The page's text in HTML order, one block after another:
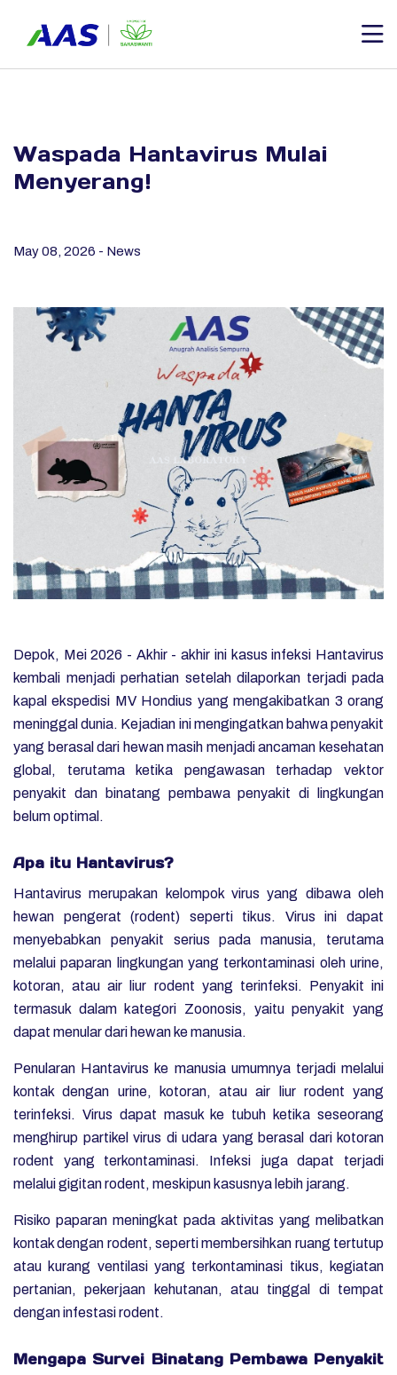
Waspada Hantavirus Mulai
Menyerang!
May 08, 2026 - News
Depok, Mei 2026 - Akhir - akhir ini kasus infeksi Hantavirus
kembali menjadi perhatian setelah dilaporkan terjadi pada
kapal ekspedisi MV Hondius yang mengakibatkan 3 orang
meninggal dunia. Kejadian ini mengingatkan bahwa penyakit
yang berasal dari hewan masih menjadi ancaman kesehatan
global, terutama ketika pengawasan terhadap vektor
penyakit dan binatang pembawa penyakit di lingkungan
belum optimal.
Apa itu Hantavirus?
Hantavirus merupakan kelompok virus yang dibawa oleh
hewan pengerat (rodent) seperti tikus. Virus ini dapat
menyebabkan penyakit serius pada manusia, terutama
melalui paparan lingkungan yang terkontaminasi oleh urine,
kotoran, atau air liur rodent yang terinfeksi. Penyakit ini
termasuk dalam kategori Zoonosis, yaitu penyakit yang
dapat menular dari hewan ke manusia.
Penularan Hantavirus ke manusia umumnya terjadi melalui
kontak dengan urine, kotoran, atau air liur rodent yang
terinfeksi. Virus dapat masuk ke tubuh ketika seseorang
menghirup partikel virus di udara yang berasal dari kotoran
rodent yang terkontaminasi. Infeksi juga dapat terjadi
melalui gigitan rodent, meskipun kasusnya lebih jarang.
Risiko paparan meningkat pada aktivitas yang melibatkan
kontak dengan rodent, seperti membersihkan ruang tertutup
atau kurang ventilasi yang terkontaminasi tikus, kegiatan
pertanian, pekerjaan kehutanan, atau tinggal di tempat
dengan infestasi rodent.
Mengapa Survei Binatang Pembawa Penyakit